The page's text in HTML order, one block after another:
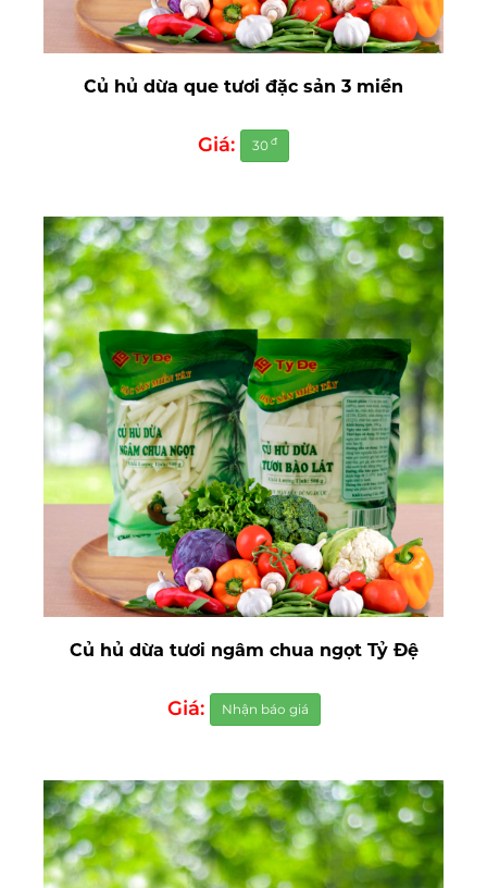
Củ hủ dừa que tươi đặc sản 3 miền
Giá: 30đ
Củ hủ dừa tươi ngâm chua ngọt Tỷ Đệ
Giá: Nhận báo giá